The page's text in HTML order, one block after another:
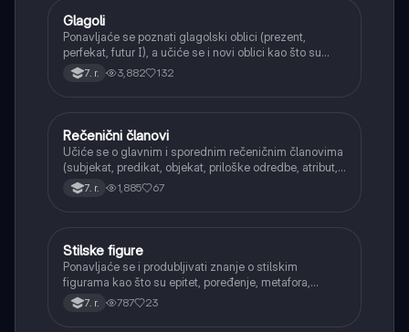
Srpski jezik
Glagoli
Ponavljaće se poznati glagolski oblici (prezent,
perfekat, futur I), a učiće se i novi oblici kao što su
aorist, imperfekat, pluskvamperfekat, futur II, kao i
glagolski prilozi i pridevi.
7. r. 3,882 132
Srpski jezik
Rečenični članovi
Učiće se o glavnim i sporednim rečeničnim članovima
(subjekat, predikat, objekat, priloške odredbe, atribut,
apozicija) i njihovoj funkciji.
7. r. 1,885 67
Srpski jezik
Stilske figure
Ponavljaće se i produbljivati znanje o stilskim
figurama kao što su epitet, poređenje, metafora,
personifikacija, hiperbola, onomatopeja, aliteracija i
asonanca, razumevajući njihovu ulogu u tekstu.
7. r. 787 23